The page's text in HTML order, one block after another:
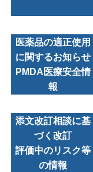
医薬品の適正使用
に関するお知らせ
PMDA医療安全情
報
添文改訂相談に基
づく改訂
評価中のリスク等
の情報